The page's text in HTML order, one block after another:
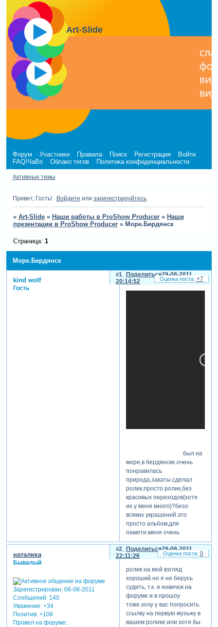
Art-Slide
Форум Участники Правила Поиск Регистрация
Войти
FAQ/ЧаВо
Облако тегов Политика конфиденциальности
Активные темы
Привет, Гость! Войдите или зарегистрируйтесь.
» Art-Slide » Наши работы в ProShow Producer » Наши
презентации в ProShow Producer » Море.Бердянск
Море.Бердянск
Страница: 1
Поделиться
1
29-08-2011
20:14:52
kind wolf
Гость
был на
море,в бердянске.очень
понравилась
природа,закаты.сделал
ролик,просто ролик,без
красивых переходов{хотя
их у меня много}?безо
всяких украшений.это
просто альбом,для
памяти.меня очень
интересует мнение
админов вячеслава и
екатерины.ведь не
обязательно украшать свой
ролик переходами и
стилями?
теги: путешествия.
+7
Поделиться
2
29-08-2011
22:11:26
наталика
Бывалый
Зарегистрирован: 06-08-2011
Сообщений:140
Уважение: +34
Позитив: +108
Провел на форуме:
ролик на мой взгляд
хороший.но я не берусь
судить, т.к. я новичок на
форуме и в прошоу
тоже.хочу у вас попросить
ссылку на первую музыку в
вашем ролике.или хотя бы
0